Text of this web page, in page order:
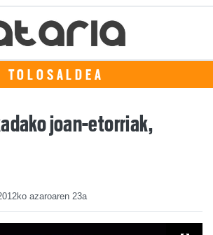
TOLOSALDEA
joan-etorriak,
azaroaren 23a